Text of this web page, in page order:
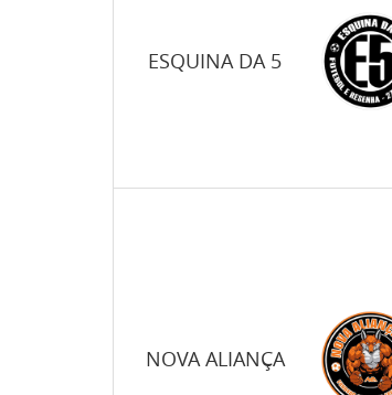
ESQUINA DA 5
NOVA ALIANÇA